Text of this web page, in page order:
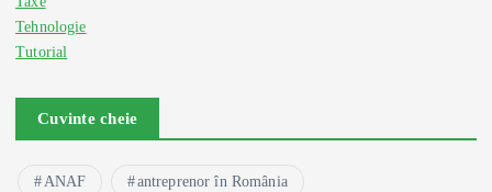
Tehnologie
Tutorial
Cuvinte cheie
ANAF antreprenor în România